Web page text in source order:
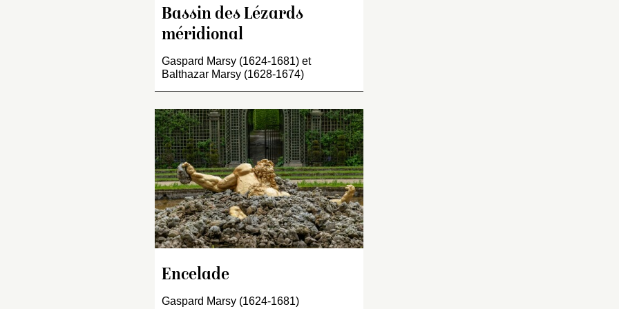
Bassin des Lézards
méridional
Gaspard Marsy (1624-1681) et
Balthazar Marsy (1628-1674)
Encelade
Gaspard Marsy (1624-1681)